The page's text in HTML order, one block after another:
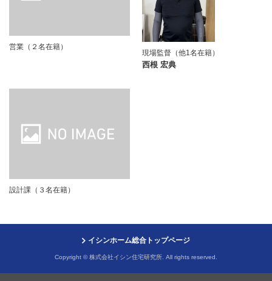
営業（２名在籍）
現場監督（他1名在籍）
西根 宏典
設計課（３名在籍）
イシンホーム総合トップページ
Copyright © 株式会社イシン住宅研究所. All rights reserved.